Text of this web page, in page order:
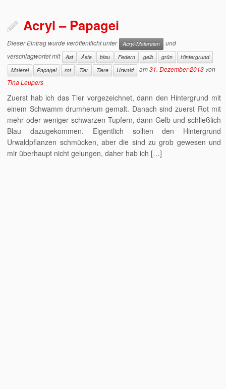
Acryl – Papagei
Dieser Eintrag wurde veröffentlicht unter Acryl-Malereien
und
verschlagwortet mit
Ast Äste blau Federn gelb grün
Hintergrund
Malerei
Papagei rot Tier Tiere Urwald am31. Dezember 2013 von
Tina Leupers
Zuerst hab ich das Tier vorgezeichnet, dann den Hintergrund mit
einem Schwamm drumherum gemalt. Danach sind zuerst Rot mit
mehr oder weniger schwarzen Tupfern, dann Gelb und schließlich
Blau dazugekommen. Eigentlich sollten den Hintergrund
Urwaldpflanzen schmücken, aber die sind zu grob gewesen und
mir überhaupt nicht gelungen, daher hab ich […]